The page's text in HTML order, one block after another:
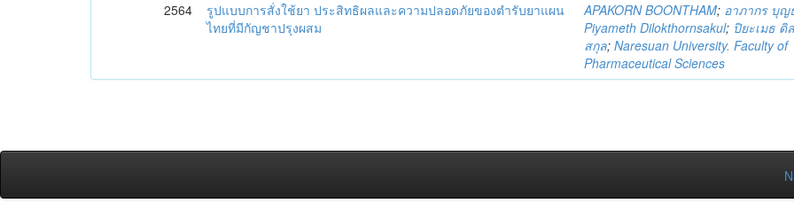
2564
รูปแบบการสั่งใช้ยา ประสิทธิผลและความปลอดภัยของตำรับยาแผน
ไทยที่มีกัญชาปรุงผสม
APAKORN BOONTHAM; อาภากร บุญ
Piyameth Dilokthornsakul; ปิยะเมธ ดิ
สกุล;Naresuan University. Faculty of
Pharmaceutical Sciences